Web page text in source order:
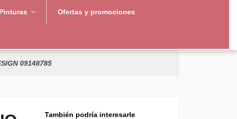
Pinturas Ofertas y promociones
09148785
También podría interesarle